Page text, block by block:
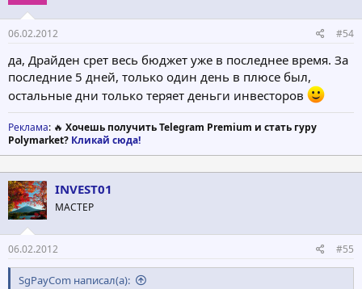
06.02.2012 #54
да, Драйден срет весь бюджет уже в последнее время. За
последние 5 дней, только один день в плюсе был,
остальные дни только теряет деньги инвесторов
Реклама: 🔥 Хочешь получить Telegram Premium и стать гуру
Polymarket? Кликай сюда!
INVEST01
МАСТЕР
06.02.2012 #55
SgPayCom написал(а):